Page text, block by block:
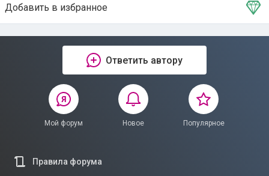
Добавить в избранное
Тема в избранном
Ответить автору
Мой форум Новое Популярное
Правила форума